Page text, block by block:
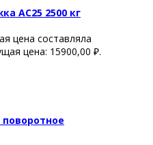
AC25 2500 кг
цена составляла
цена: 15900,00 ₽.